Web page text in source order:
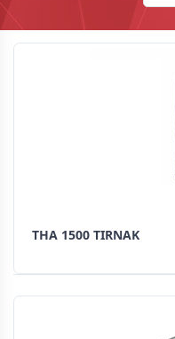
THA 1500 TIRNAK